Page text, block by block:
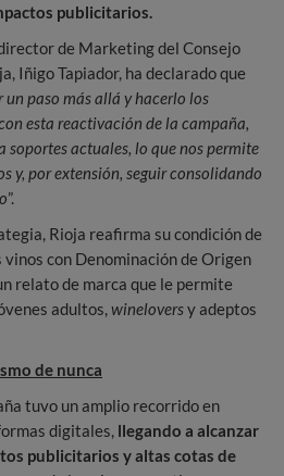
publicitarios.
de Marketing del Consejo
Iñigo Tapiador, ha declarado que
un paso más allá y hacerlo los
esta reactivación de la campaña,
soportes actuales, lo que nos permite
y, por extensión, seguir consolidando
”.
Rioja reafirma su condición de
con Denominación de Origen
relato de marca que le permite
adultos,wineloversy adeptos
de nunca
tuvo un amplio recorrido en
digitales, llegando a alcanzar
publicitarios y altas cotas de